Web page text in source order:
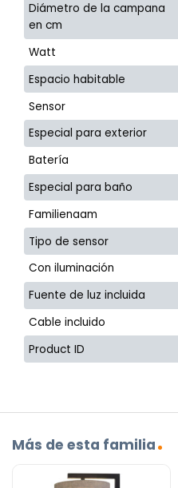
Diámetro de la campana
en cm
Watt
Espacio habitable
Sensor
Especial para exterior
Batería
Especial para baño
Familienaam
Tipo de sensor
Con iluminación
Fuente de luz incluida
Cable incluido
Product ID
Más de esta familia